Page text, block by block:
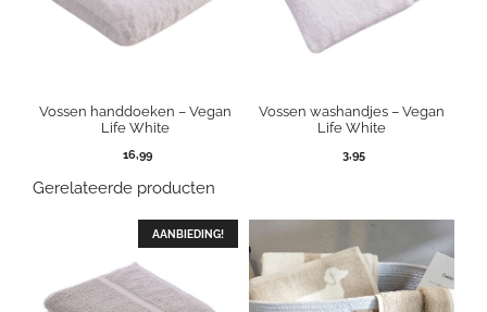
Vossen handdoeken – Vegan
Life White
16,99
Vossen washandjes – Vegan
Life White
3,95
Gerelateerde producten
AANBIEDING!